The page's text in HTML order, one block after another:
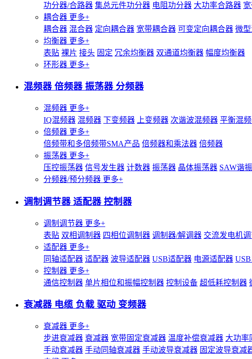
功分器/合路器 集总元件功分器 电阻功分器 大功率合路器
耦合器 更多+
耦合器 混合器 定向耦合器 宽带耦合器 可变定向耦合器 微
均衡器 更多+
表贴 裸片 接头 固定 冗余均衡器 双通道均衡器 幅度均衡器
环形器 更多+
混频器 倍频器 振荡器 分频器
混频器 更多+
IQ混频器 混频器 下变频器 上变频器 次谐波混频器 平衡混
倍频器 更多+
倍频带和多倍频带SMA产品 倍频器和乘法器 倍频器
振荡器 更多+
压控振荡器 信号发生器 计数器 振荡器 晶体振荡器 SAW谐
分频器/预分频器 更多+
调制调节器 适配器 控制器
调制调节器 更多+
表贴 双相调制器 四相位调制器 调制器/解调器 交流发电机
适配器 更多+
同轴适配器 适配器 波导适配器 USB适配器 电源适配器
控制器 更多+
通信控制器 单片相位和振幅控制器 控制设备 超低耗控制器
衰减器 电缆 负载 驱动 变频器
衰减器 更多+
步进衰减器 衰减器 宽带固定衰减器 温度补偿衰减器 大功率
手动衰减器 手动同轴衰减器 手动波导衰减器 固定波导衰减